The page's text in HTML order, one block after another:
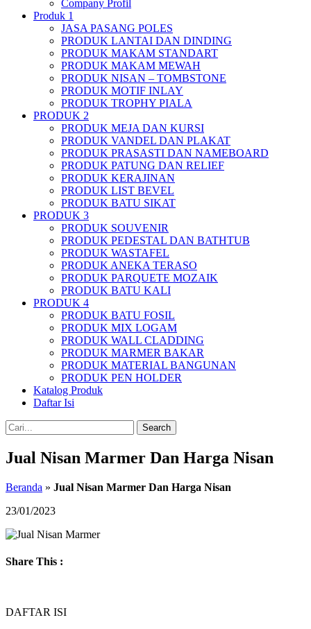
Company Profil
Produk 1
JASA PASANG POLES
PRODUK LANTAI DAN DINDING
PRODUK MAKAM STANDART
PRODUK MAKAM MEWAH
PRODUK NISAN – TOMBSTONE
PRODUK MOTIF INLAY
PRODUK TROPHY PIALA
PRODUK 2
PRODUK MEJA DAN KURSI
PRODUK VANDEL DAN PLAKAT
PRODUK PRASASTI DAN NAMEBOARD
PRODUK PATUNG DAN RELIEF
PRODUK KERAJINAN
PRODUK LIST BEVEL
PRODUK BATU SIKAT
PRODUK 3
PRODUK SOUVENIR
PRODUK PEDESTAL DAN BATHTUB
PRODUK WASTAFEL
PRODUK ANEKA TERASO
PRODUK PARQUETE MOZAIK
PRODUK BATU KALI
PRODUK 4
PRODUK BATU FOSIL
PRODUK MIX LOGAM
PRODUK WALL CLADDING
PRODUK MARMER BAKAR
PRODUK MATERIAL BANGUNAN
PRODUK PEN HOLDER
Katalog Produk
Daftar Isi
Search
Jual Nisan Marmer Dan Harga Nisan
Beranda » Jual Nisan Marmer Dan Harga Nisan
23/01/2023
Share This :
DAFTAR ISI